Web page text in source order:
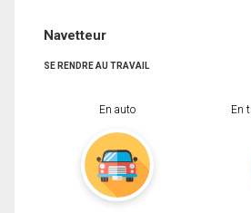
Navetteur
SE RENDRE AU TRAVAIL
En auto En